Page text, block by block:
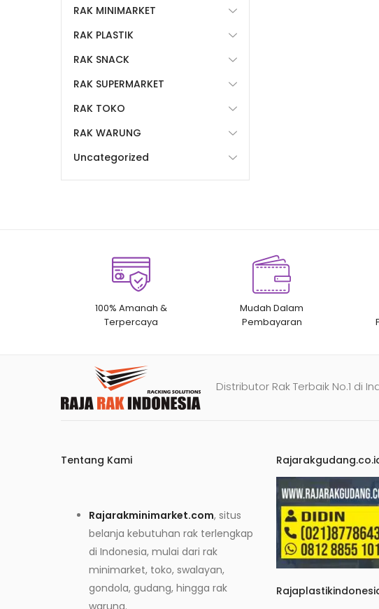
RAK MINIMARKET
RAK PLASTIK
RAK SNACK
RAK SUPERMARKET
RAK TOKO
RAK WARUNG
Uncategorized
100% Amanah &
Terpercaya
Mudah Dalam
Pembayaran
Distributor Rak Terbaik No.1 di
Tentang Kami
Rajarakminimarket.com, situs
belanja kebutuhan rak terlengkap
di Indonesia, mulai dari rak
minimarket, toko, swalayan,
gondola, gudang, hingga rak
warung.